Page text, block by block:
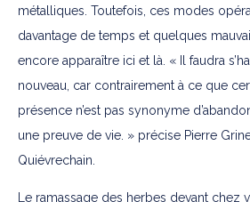
métalliques. Toutefois, ces modes
davantage de temps et quelques
encore apparaître ici et là. « Il faudra
nouveau, car contrairement à ce que
présence n’est pas synonyme
une preuve de vie. » précise Pierre
Quiévrechain.
Le ramassage des herbes devant chez